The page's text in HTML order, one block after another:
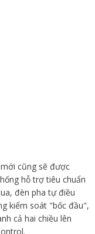
cũng sẽ được
hỗ trợ tiêu chuẩn
đèn pha tự điều
kiểm soát "bốc đầu",
cả hai chiều lên